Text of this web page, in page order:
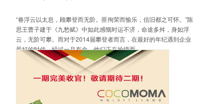
“眷浮云以太息，顾攀登而无阶。匪徇荣而愉乐，信旧都之可怀。”陈
思王曹子建于《九愁赋》中如此感慨时运不济，命途多舛，身如浮
云，无阶可攀。而对于2014届攀登者而言，在最好的年纪遇到企业
最好的时代，经过一月有余，他们正在拾级而...